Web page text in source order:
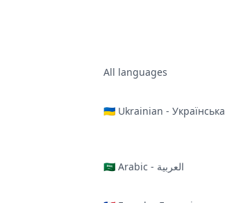
All languages
🇺🇦 Ukrainian - Українська
🇸🇦 Arabic - العربية